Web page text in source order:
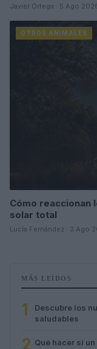
Javier Ortega · 5 Ago
OTROS ANIMALES
Cómo reaccionan
solar total
Lucía Fernández · 3 Ago
MÁS LEÍDOS
1
Descubre los
saludables
2 Qué hacer si